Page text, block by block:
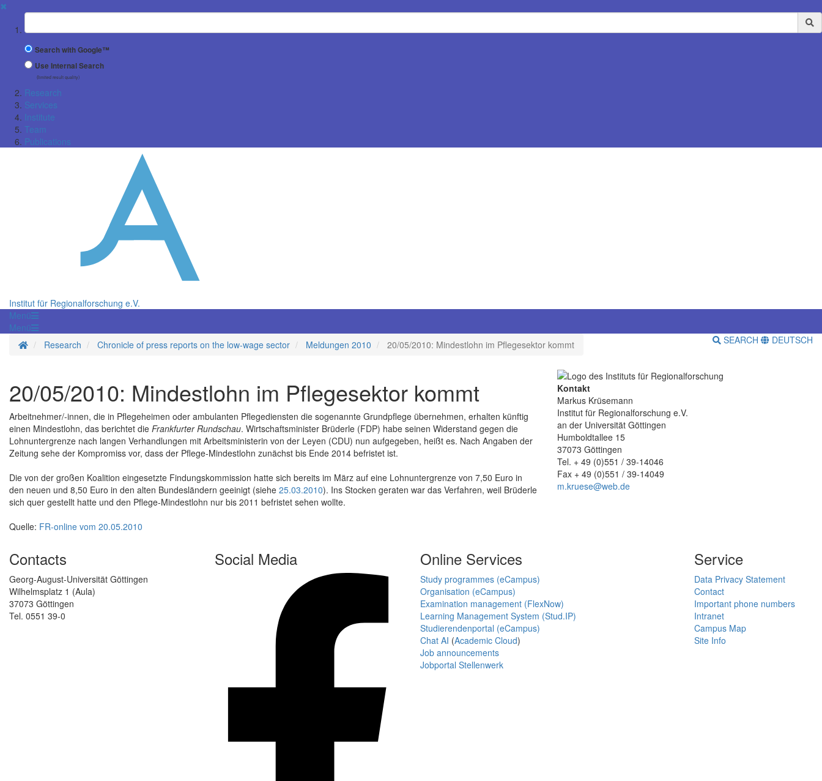
✖
Suchbegriff
Search with Google™
Use Internal Search
(limited result quality)
Research
Services
Institute
Team
Publications
Institut für Regionalforschung e.V.
Menü
Menü
Homepage
Research Chronicle of press reports on the low-wage sector Meldungen 2010 20/05/2010: Mindestlohn im Pflegesektor kommt SEARCH DEUTSCH
20/05/2010: Mindestlohn im Pflegesektor kommt
Arbeitnehmer/-innen, die in Pflegeheimen oder ambulanten Pflegediensten die sogenannte Grundpflege übernehmen, erhalten künftig
einen Mindestlohn, das berichtet die Frankfurter Rundschau. Wirtschaftsminister Brüderle (FDP) habe seinen Widerstand gegen die
Lohnuntergrenze nach langen Verhandlungen mit Arbeitsministerin von der Leyen (CDU) nun aufgegeben, heißt es. Nach Angaben der
Zeitung sehe der Kompromiss vor, dass der Pflege-Mindestlohn zunächst bis Ende 2014 befristet ist.
Die von der großen Koalition eingesetzte Findungskommission hatte sich bereits im März auf eine Lohnuntergrenze von 7,50 Euro in
den neuen und 8,50 Euro in den alten Bundesländern geeinigt (siehe 25.03.2010). Ins Stocken geraten war das Verfahren, weil Brüderle
sich quer gestellt hatte und den Pflege-Mindestlohn nur bis 2011 befristet sehen wollte.
Quelle: FR-online vom 20.05.2010
Kontakt
Markus Krüsemann
Institut für Regionalforschung e.V.
an der Universität Göttingen
Humboldtallee 15
37073 Göttingen
Tel. + 49 (0)551 / 39-14046
Fax + 49 (0)551 / 39-14049
m.kruese@web.de
Contacts
Georg-August-Universität Göttingen
Wilhelmsplatz 1 (Aula)
37073 Göttingen
Tel. 0551 39-0
Social Media Online Services
Study programmes (eCampus)
Organisation (eCampus)
Examination management (FlexNow)
Learning Management System (Stud.IP)
Studierendenportal (eCampus)
Chat AI (Academic Cloud)
Job announcements
Jobportal Stellenwerk
Service
Data Privacy Statement
Contact
Important phone numbers
Intranet
Campus Map
Site Info